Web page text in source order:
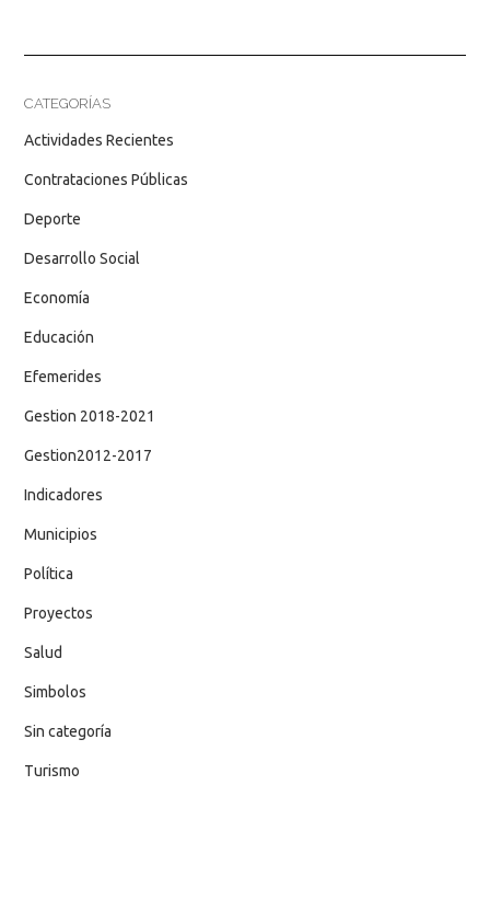
CATEGORÍAS
Actividades Recientes
Contrataciones Públicas
Deporte
Desarrollo Social
Economía
Educación
Efemerides
Gestion 2018-2021
Gestion2012-2017
Indicadores
Municipios
Política
Proyectos
Salud
Simbolos
Sin categoría
Turismo